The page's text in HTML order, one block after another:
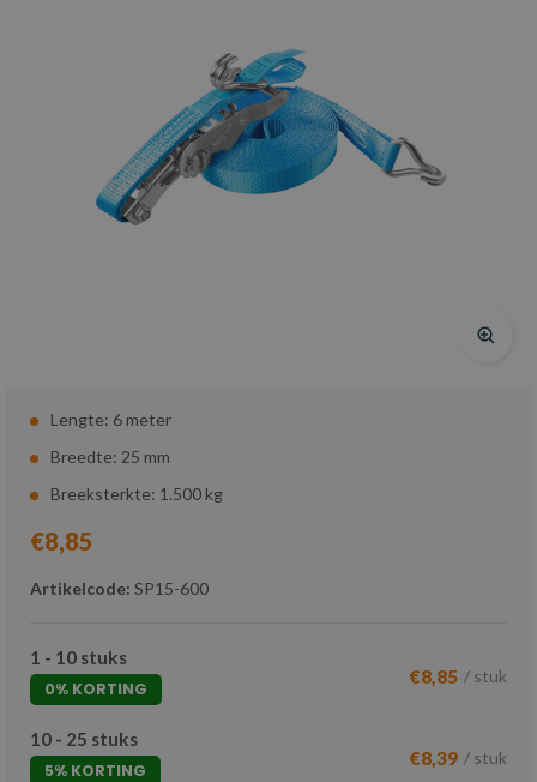
Lengte: 6 meter
Breedte: 25 mm
Breeksterkte: 1.500 kg
€8,85
Artikelcode: SP15-600
1 - 10 stuks
0% KORTING
€8,85 / stuk
10 - 25 stuks
5% KORTING
€8,39 / stuk